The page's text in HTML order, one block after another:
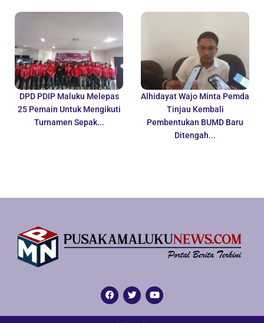
DPD PDIP Maluku Melepas
25 Pemain Untuk Mengikuti
Turnamen Sepak...
Alhidayat Wajo Minta Pemda
Tinjau Kembali
Pembentukan BUMD Baru
Ditengah...